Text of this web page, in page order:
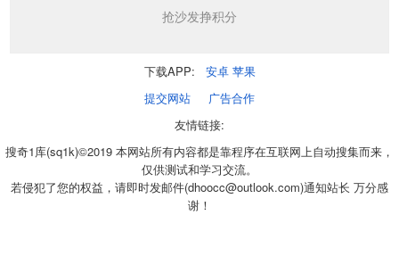
抢沙发挣积分
下载APP: 安卓 苹果
提交网站
广告合作
友情链接:
搜奇1库(sq1k)©2019 本网站所有内容都是靠程序在互联网上自动搜集而来，
仅供测试和学习交流。
若侵犯了您的权益，请即时发邮件(dhoocc@outlook.com)通知站长 万分感
谢！